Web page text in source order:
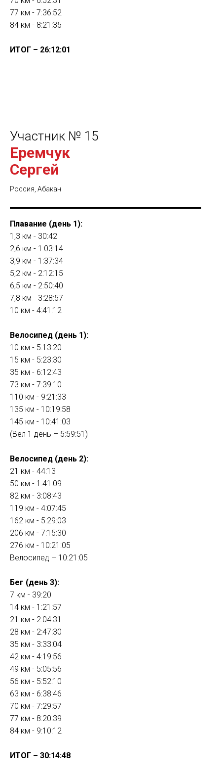
77 км - 7:36:52
84 км - 8:21:35
ИТОГ – 26:12:01
Участник № 15
Еремчук
Сергей
Россия, Абакан
Плавание (день 1):
1,3 км - 30:42
2,6 км - 1:03:14
3,9 км - 1:37:34
5,2 км - 2:12:15
6,5 км - 2:50:40
7,8 км - 3:28:57
10 км - 4:41:12
Велосипед (день 1):
10 км - 5:13:20
15 км - 5:23:30
35 км - 6:12:43
73 км - 7:39:10
110 км - 9:21:33
135 км - 10:19:58
145 км - 10:41:03
(Вел 1 день – 5:59:51)
Велосипед (день 2):
21 км - 44:13
50 км - 1:41:09
82 км - 3:08:43
119 км - 4:07:45
162 км - 5:29:03
206 км - 7:15:30
276 км - 10:21:05
Велосипед – 10:21:05
Бег (день 3):
7 км - 39:20
14 км - 1:21:57
21 км - 2:04:31
28 км - 2:47:30
35 км - 3:33:04
42 км - 4:19:56
49 км - 5:05:56
56 км - 5:52:10
63 км - 6:38:46
70 км - 7:29:57
77 км - 8:20:39
84 км - 9:10:12
ИТОГ – 30:14:48